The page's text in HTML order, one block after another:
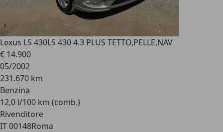
Lexus LS 430LS 430 4.3 PLUS TETTO,PELLE,NAV
€ 14.900
05/2002
231.670 km
Benzina
12,0 l/100 km (comb.)
Rivenditore
IT 00148Roma